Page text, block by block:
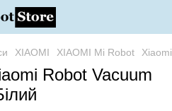
XIAOMI XIAOMI Mi Robot
Robot Vacuum